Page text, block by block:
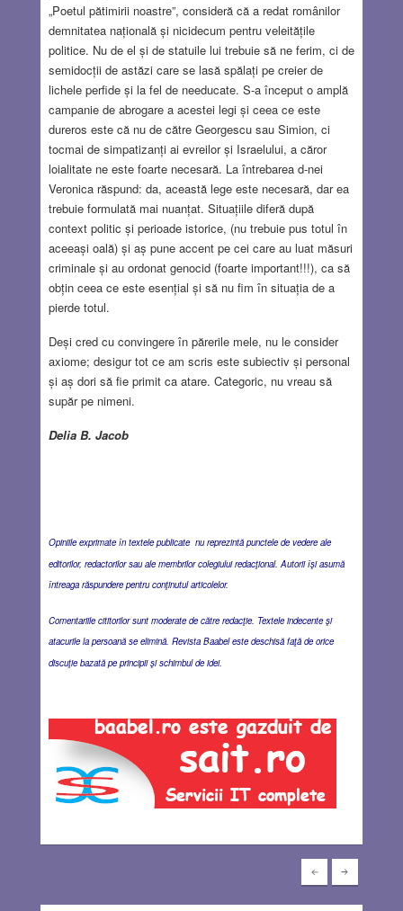
„Poetul pătimirii noastre”, consideră că a redat românilor
demnitatea națională și nicidecum pentru veleitățile
politice. Nu de el și de statuile lui trebuie să ne ferim, ci de
semidocții de astăzi care se lasă spălați pe creier de
lichele perfide și la fel de needucate. S-a început o amplă
campanie de abrogare a acestei legi și ceea ce este
dureros este că nu de către Georgescu sau Simion, ci
tocmai de simpatizanți ai evreilor și Israelului, a căror
loialitate ne este foarte necesară. La întrebarea d-nei
Veronica răspund: da, această lege este necesară, dar ea
trebuie formulată mai nuanțat. Situațiile diferă după
context politic și perioade istorice, (nu trebuie pus totul în
aceeași oală) și aș pune accent pe cei care au luat măsuri
criminale și au ordonat genocid (foarte important!!!), ca să
obțin ceea ce este esențial și să nu fim în situația de a
pierde totul.
Deși cred cu convingere în părerile mele, nu le consider
axiome; desigur tot ce am scris este subiectiv și personal
și aș dori să fie primit ca atare. Categoric, nu vreau să
supăr pe nimeni.
Delia B. Jacob
Opiniile exprimate în textele publicate nu reprezintă punctele de vedere ale
editorilor, redactorilor sau ale membrilor colegiului redacţional. Autorii îşi asumă
întreaga răspundere pentru conţinutul articolelor.
Comentariile cititorilor sunt moderate de către redacţie. Textele indecente şi
atacurile la persoană se elimină. Revista Baabel este deschisă faţă de orice
discuţie bazată pe principii şi schimbul de idei.